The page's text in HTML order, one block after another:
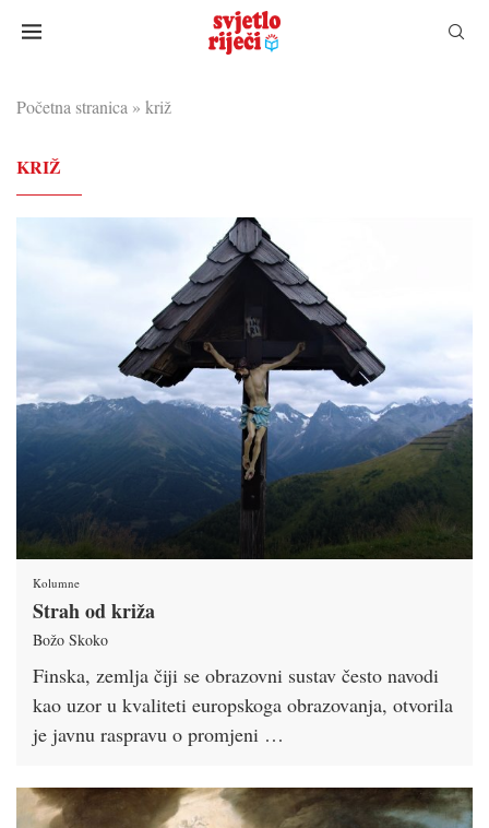
Početna stranica » križ
KRIŽ
Kolumne
Strah od križa
Božo Skoko
Finska, zemlja čiji se obrazovni sustav često navodi
kao uzor u kvaliteti europskoga obrazovanja, otvorila
je javnu raspravu o promjeni …